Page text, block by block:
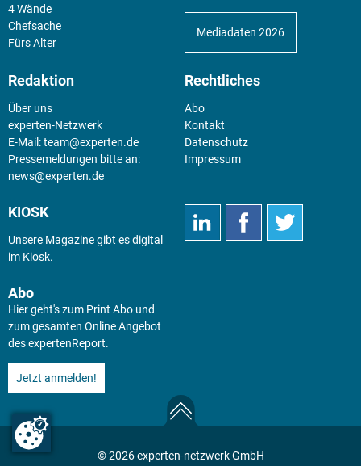
4 Wände
Chefsache
Fürs Alter
Mediadaten 2026
Redaktion
Über uns
experten-Netzwerk
E-Mail:team@experten.de
Pressemeldungen bitte an:
news@experten.de
Rechtliches
Abo
Kontakt
Datenschutz
Impressum
KIOSK
Unsere Magazine gibt es digital
im Kiosk.
Abo
Hier geht's zum Print Abo und
zum gesamten Online Angebot
des expertenReport.
Jetzt anmelden!
© 2026 experten-netzwerk GmbH